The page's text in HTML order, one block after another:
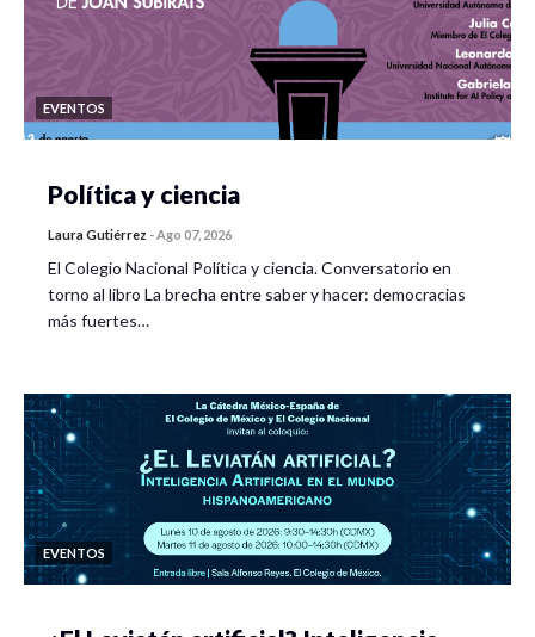
EVENTOS
Política y ciencia
Laura Gutiérrez -Ago 07, 2026
El Colegio Nacional Política y ciencia. Conversatorio en
torno al libro La brecha entre saber y hacer: democracias
más fuertes…
EVENTOS